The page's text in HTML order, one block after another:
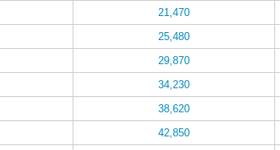
21,470
25,480
29,870
34,230
38,620
42,850